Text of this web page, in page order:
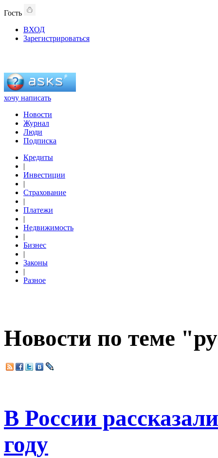
Гость
ВХОД
Зарегистрироваться
хочу написать
Новости
Журнал
Люди
Подписка
Кредиты
|
Инвестиции
|
Страхование
|
Платежи
|
Недвижимость
|
Бизнес
|
Законы
|
Разное
Новости по теме
В России
году